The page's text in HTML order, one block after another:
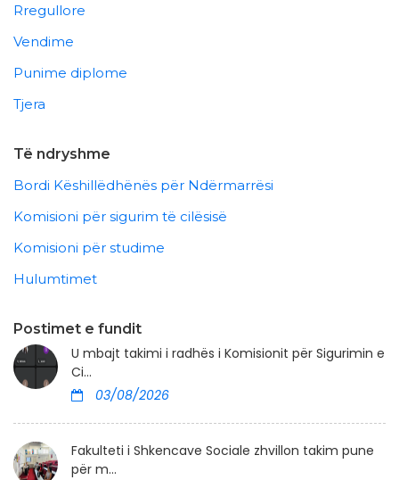
Rregullore
Vendime
Punime diplome
Tjera
Të ndryshme
Bordi Këshillëdhënës për Ndërmarrësi
Komisioni për sigurim të cilësisë
Komisioni për studime
Hulumtimet
Postimet e fundit
U mbajt takimi i radhës i Komisionit për Sigurimin e
Ci...
03/08/2026
Fakulteti i Shkencave Sociale zhvillon takim pune
për m...